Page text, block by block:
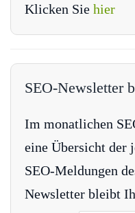
Klicken Sie hier
SEO-Newsletter
Im monatlichen
eine Übersicht der
SEO-Meldungen
Newsletter bleibt